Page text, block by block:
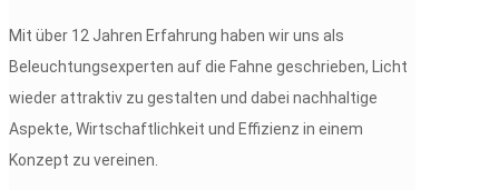
Mit über 12 Jahren Erfahrung haben wir uns als
Beleuchtungsexperten auf die Fahne geschrieben, Licht
wieder attraktiv zu gestalten und dabei nachhaltige
Aspekte, Wirtschaftlichkeit und Effizienz in einem
Konzept zu vereinen.